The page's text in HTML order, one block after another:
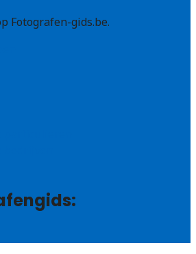
Fotografen-gids.be.